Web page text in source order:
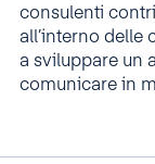
consulenti
all’interno delle
a sviluppare un
comunicare in